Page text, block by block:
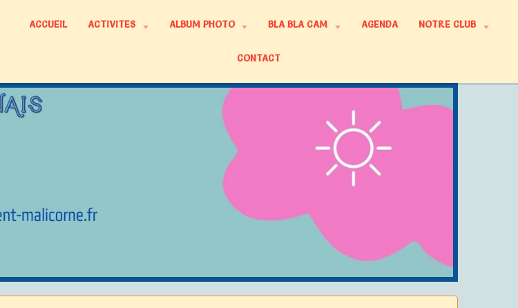
ACCUEIL ACTIVITES ALBUM PHOTO BLA BLA CAM AGENDA NOTRE CLUB
CONTACT